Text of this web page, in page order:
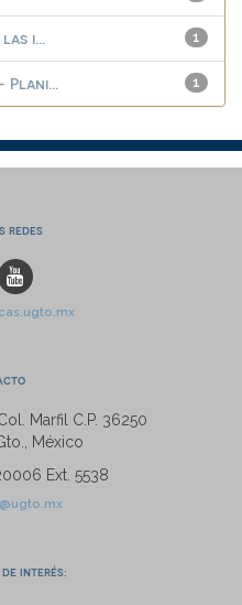
1
i...
1
Plani...
redes
Marfil C.P. 36250
México
Ext. 5538
interés: